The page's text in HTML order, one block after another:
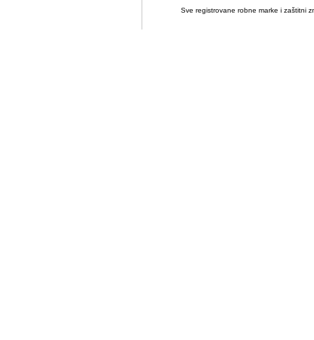
Sve registrovane robne marke i zaštitni